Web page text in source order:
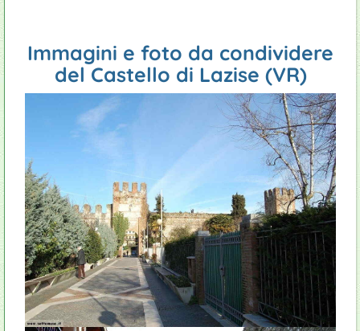
Immagini e foto da condividere
del Castello di Lazise (VR)